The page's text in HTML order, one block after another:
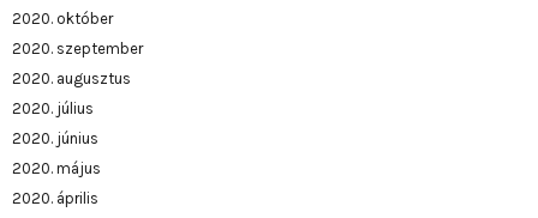
2020. október
2020. szeptember
2020. augusztus
2020. július
2020. június
2020. május
2020. április